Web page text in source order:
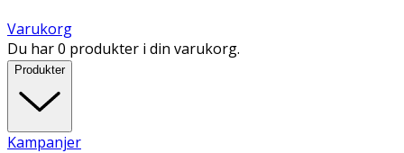
Varukorg
Du har 0 produkter i din varukorg.
Produkter
Kampanjer